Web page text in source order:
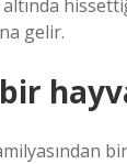
gelir.